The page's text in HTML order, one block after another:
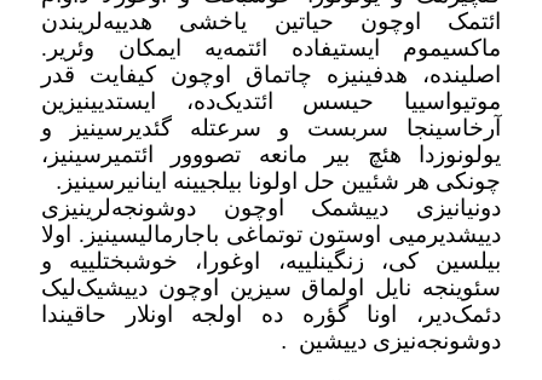
ائتمک اوچون حیاتین یاخشی هدییه‌لریندن
ماکسیموم ایستیفاده ائتمه‌یه ایمکان وئریر.
اصلینده، هدفینیزه چاتماق اوچون کیفایت قدر
موتیواسییا حیسس ائتدیک‌ده، ایستدیینیزین
آرخاسینجا سربست و سرعتله گئدیرسینیز و
یولونوزدا هئچ بیر مانعه تصووور ائتمیرسینیز،
چونکی هر شئیین حل اولونا بیلجیینه اینانیرسینیز .
دونیانیزی دییشمک اوچون دوشونجه‌لرینیزی
دییشدیرمیی اوستون توتماغی باجارمالیسینیز. اولا
بیلسین کی، زنگینلییه، اوغورا، خوشبختلییه و
سئوینجه نایل اولماق سیزین اوچون دییشیک‌لیک
دئمک‌دیر، اونا گؤره ده اولجه اونلار حاقیندا
دوشونجه‌نیزی دییشین .